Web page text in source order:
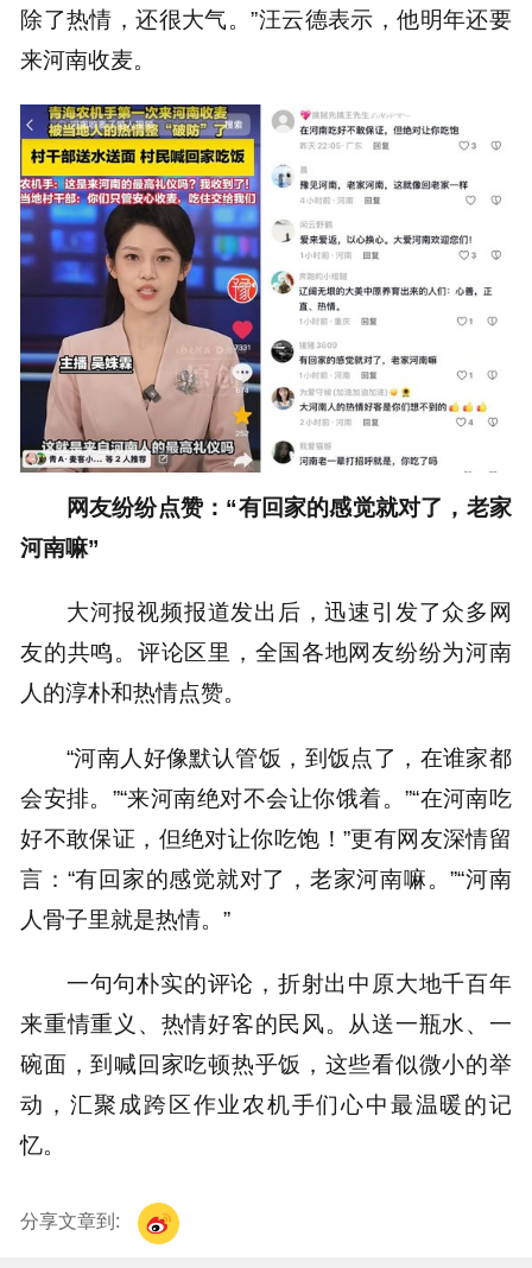
除了热情，还很大气。”汪云德表示，他明年还要
来河南收麦。
网友纷纷点赞：“有回家的感觉就对了，老家
河南嘛”
大河报视频报道发出后，迅速引发了众多网
友的共鸣。评论区里，全国各地网友纷纷为河南
人的淳朴和热情点赞。
“河南人好像默认管饭，到饭点了，在谁家都
会安排。”“来河南绝对不会让你饿着。”“在河南吃
好不敢保证，但绝对让你吃饱！”更有网友深情留
言：“有回家的感觉就对了，老家河南嘛。”“河南
人骨子里就是热情。”
一句句朴实的评论，折射出中原大地千百年
来重情重义、热情好客的民风。从送一瓶水、一
碗面，到喊回家吃顿热乎饭，这些看似微小的举
动，汇聚成跨区作业农机手们心中最温暖的记
忆。
分享文章到: